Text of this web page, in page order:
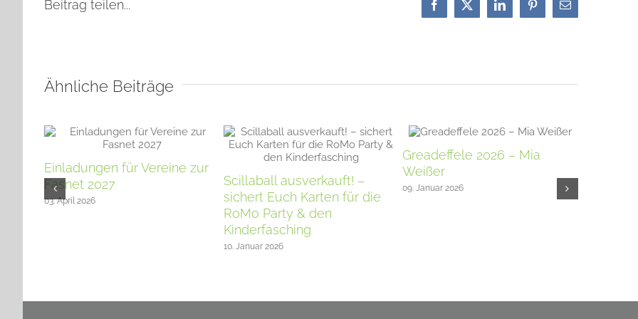
Beitrag teilen... Facebook
X LinkedInPinterest
E-
Mail
Ähnliche Beiträge
Einladungen für Vereine zur
Fasnet 2027
03. April 2026
Scillaball ausverkauft! –
sichert Euch Karten für die
RoMo Party & den
Kinderfasching
10. Januar 2026
Greadeffele 2026 – Mia
Weißer
09. Januar 2026